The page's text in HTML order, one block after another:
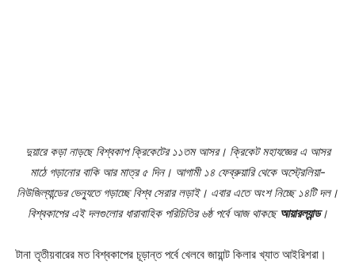
দুয়ারে কড়া নাড়ছে বিশ্বকাপ ক্রিকেটের ১১তম আসর। ক্রিকেট মহাযজ্ঞের এ আসর
মাঠে গড়ানোর বাকি আর মাত্র ৫ দিন। আগামী ১৪ ফেব্রুয়ারি থেকে অস্ট্রেলিয়া-
নিউজিল্যান্ডের ভেন্যুতে গড়াচ্ছে বিশ্ব সেরার লড়াই। এবার এতে অংশ নিচ্ছে ১৪টি দল।
বিশ্বকাপের এই দলগুলোর ধারাবাহিক পরিচিতির ৬ষ্ঠ পর্বে আজ থাকছে আয়ারল্যান্ড।
টানা তৃতীয়বারের মত বিশ্বকাপের চূড়ান্ত পর্বে খেলবে জায়ান্ট কিলার খ্যাত আইরিশরা।